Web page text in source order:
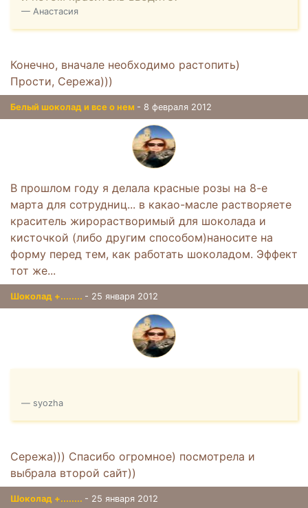
Анастасия
Конечно, вначале необходимо растопить)
Прости, Сережа)))
Белый шоколад и все о нем - 8 февраля 2012
В прошлом году я делала красные розы на 8-е
марта для сотрудниц... в какао-масле растворяете
краситель жирорастворимый для шоколада и
кисточкой (либо другим способом)наносите на
форму перед тем, как работать шоколадом. Эффект
тот же...
Шоколад +........ - 25 января 2012
syozha
Сережа))) Спасибо огромное) посмотрела и
выбрала второй сайт))
Шоколад +........ - 25 января 2012